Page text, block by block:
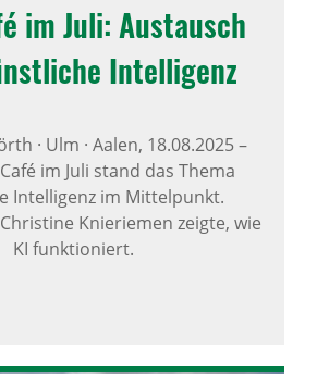
im Juli: Austausch
Intel­li­genz
· Ulm · Aalen, 18.08.2025–
im Juli stand das Thema
Intelligenz im Mittelpunkt.
Knieriemen zeigte, wie
KI funktioniert.